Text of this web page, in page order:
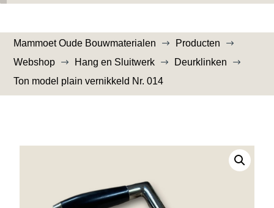
Mammoet Oude Bouwmaterialen $ Producten $
Webshop $ Hang en Sluitwerk $ Deurklinken $
Ton model plain vernikkeld Nr. 014